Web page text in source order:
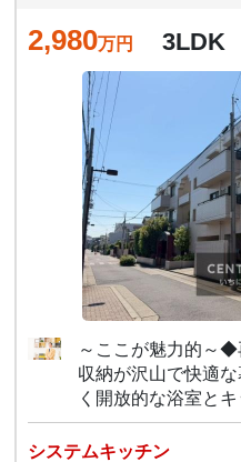
2,980万円 3LDK
～ここが魅力的～
収納が沢山で快適
く開放的な浴室とキ
システムキッチン